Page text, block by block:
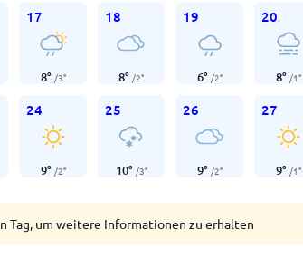
17
8° /3°
18
8° /2°
19
6° /2°
20
8° /1°
24
9° /2°
25
10° /3°
26
9° /2°
27
9° /1°
Tag, um weitere Informationen zu erhalten